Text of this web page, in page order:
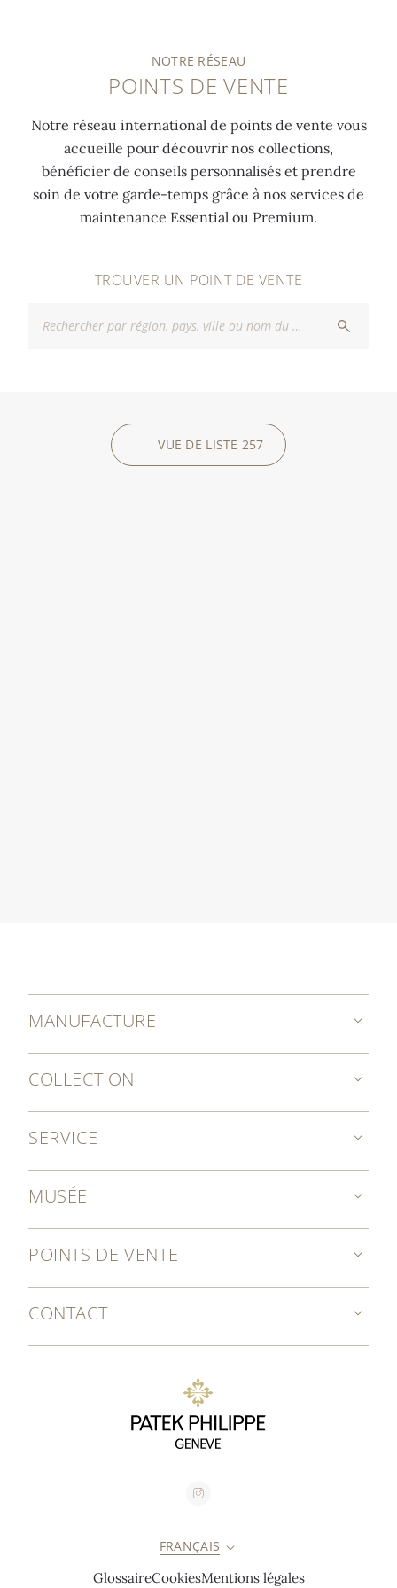
NOTRE RÉSEAU
POINTS DE VENTE
Notre réseau international de points de vente vous
accueille pour découvrir nos collections,
bénéficier de conseils personnalisés et prendre
soin de votre garde-temps grâce à nos services de
maintenance Essential ou Premium.
TROUVER UN POINT DE VENTE
VUE DE LISTE 257
MANUFACTURE
COLLECTION
SERVICE
MUSÉE
POINTS DE VENTE
CONTACT
FRANÇAIS
GlossaireCookiesMentions légales